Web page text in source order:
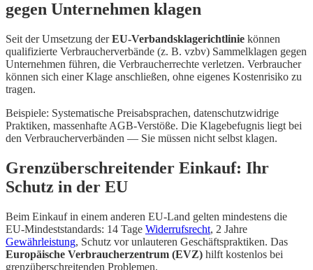
gegen Unternehmen klagen
Seit der Umsetzung derEU-Verbandsklagerichtlinie können
qualifizierte Verbraucherverbände (z. B. vzbv) Sammelklagen gegen
Unternehmen führen, die Verbraucherrechte verletzen. Verbraucher
können sich einer Klage anschließen, ohne eigenes Kostenrisiko zu
tragen.
Beispiele: Systematische Preisabsprachen, datenschutzwidrige
Praktiken, massenhafte AGB-Verstöße. Die Klagebefugnis liegt bei
den Verbraucherverbänden — Sie müssen nicht selbst klagen.
Grenzüberschreitender Einkauf: Ihr
Schutz in der EU
Beim Einkauf in einem anderen EU-Land gelten mindestens die
EU-Mindeststandards: 14 Tage Widerrufsrecht, 2 Jahre
Gewährleistung, Schutz vor unlauteren Geschäftspraktiken. Das
Europäische Verbraucherzentrum (EVZ) hilft kostenlos bei
grenzüberschreitenden Problemen.